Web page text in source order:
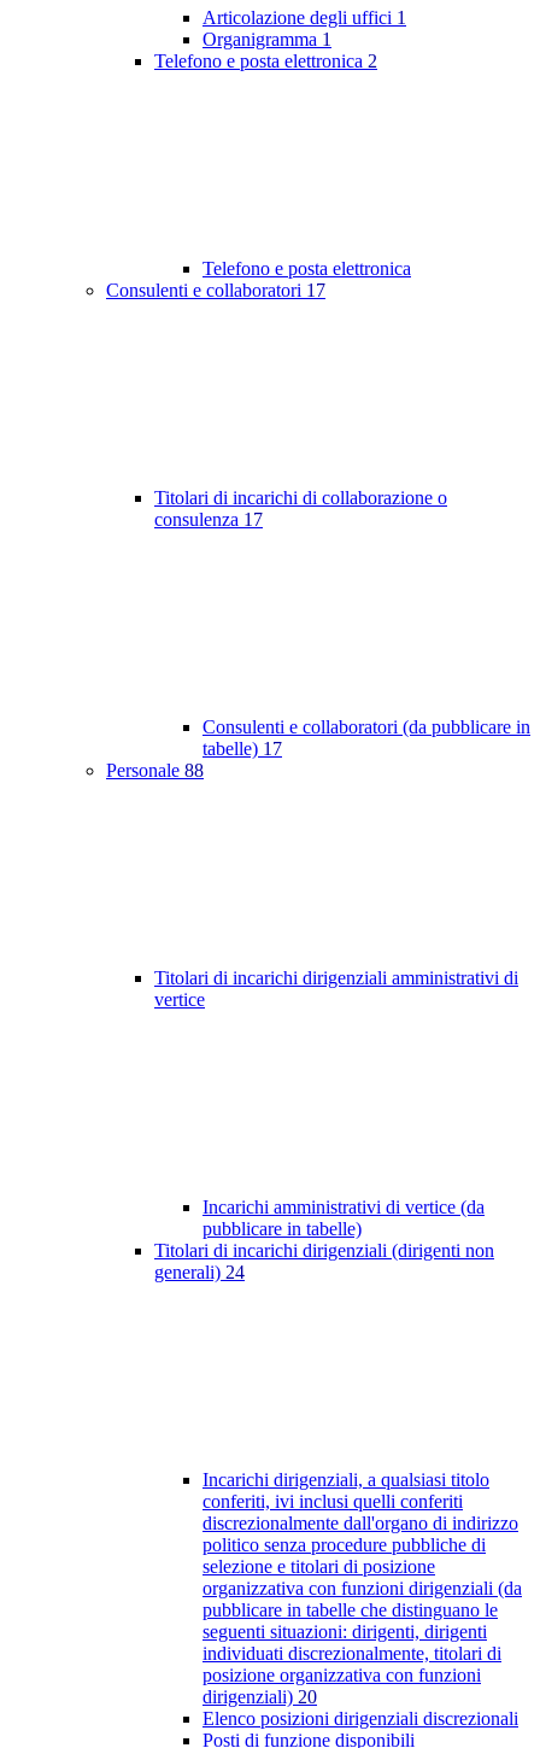
Articolazione degli uffici 1
Organigramma 1
Telefono e posta elettronica 2
Telefono e posta elettronica
Consulenti e collaboratori 17
Titolari di incarichi di collaborazione o
consulenza 17
Consulenti e collaboratori (da pubblicare in
tabelle) 17
Personale 88
Titolari di incarichi dirigenziali amministrativi di
vertice
Incarichi amministrativi di vertice (da
pubblicare in tabelle)
Titolari di incarichi dirigenziali (dirigenti non
generali) 24
Incarichi dirigenziali, a qualsiasi titolo
conferiti, ivi inclusi quelli conferiti
discrezionalmente dall'organo di indirizzo
politico senza procedure pubbliche di
selezione e titolari di posizione
organizzativa con funzioni dirigenziali (da
pubblicare in tabelle che distinguano le
seguenti situazioni: dirigenti, dirigenti
individuati discrezionalmente, titolari di
posizione organizzativa con funzioni
dirigenziali) 20
Elenco posizioni dirigenziali discrezionali
Posti di funzione disponibili